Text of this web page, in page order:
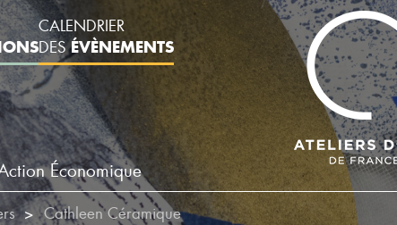
CALENDRIER
DESÉVÈNEMENTS
Économique
Cathleen Céramique